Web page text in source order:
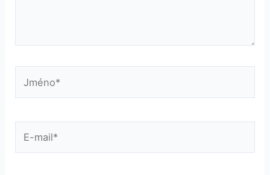
mail*